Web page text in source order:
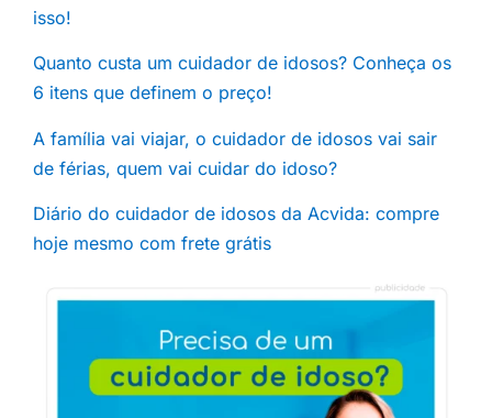
isso!
Quanto custa um cuidador de idosos? Conheça os
6 itens que definem o preço!
A família vai viajar, o cuidador de idosos vai sair
de férias, quem vai cuidar do idoso?
Diário do cuidador de idosos da Acvida: compre
hoje mesmo com frete grátis